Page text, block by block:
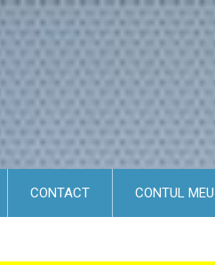
CONTACT CONTUL MEU